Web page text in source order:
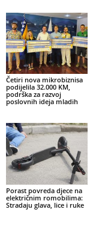
Četiri nova mikrobiznisa
podijelila 32.000 KM,
podrška za razvoj
poslovnih ideja mladih
Porast povreda djece na
električnim romobilima:
Stradaju glava, lice i ruke